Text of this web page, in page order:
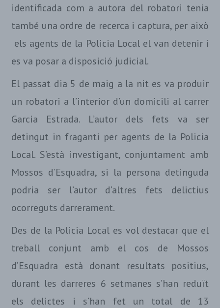
identificada com a autora del robatori tenia
també una ordre de recerca i captura, per això
els agents de la Policia Local el van detenir i
es va posar a disposició judicial.
El passat dia 5 de maig a la nit es va produir
un robatori a l’interior d’un domicili al carrer
Garcia Estrada. L’autor dels fets va ser
detingut in fraganti per agents de la Policia
Local. S’està investigant, conjuntament amb
Mossos d’Esquadra, si la persona detinguda
podria ser l’autor d’altres fets delictius
ocorreguts darrerament.
Des de la Policia Local es vol destacar que el
treball conjunt amb el cos de Mossos
d’Esquadra està donant resultats positius,
durant les darreres 6 setmanes s’han reduït
els delictes i s’han fet un total de 13